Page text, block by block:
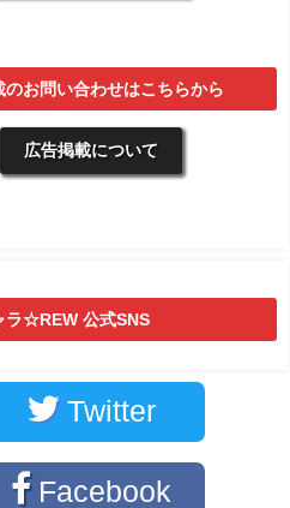
お問い合わせはこちらから
広告掲載について
☆REW 公式SNS
Twitter
Facebook